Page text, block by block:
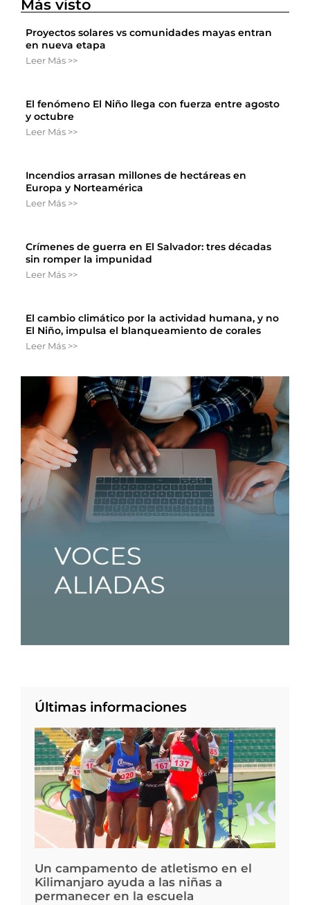
Más visto
Proyectos solares vs comunidades mayas entran
en nueva etapa
Leer Más >>
El fenómeno El Niño llega con fuerza entre agosto
y octubre
Leer Más >>
Incendios arrasan millones de hectáreas en
Europa y Norteamérica
Leer Más >>
Crímenes de guerra en El Salvador: tres décadas
sin romper la impunidad
Leer Más >>
El cambio climático por la actividad humana, y no
El Niño, impulsa el blanqueamiento de corales
Leer Más >>
Últimas informaciones
Un campamento de atletismo en el
Kilimanjaro ayuda a las niñas a
permanecer en la escuela